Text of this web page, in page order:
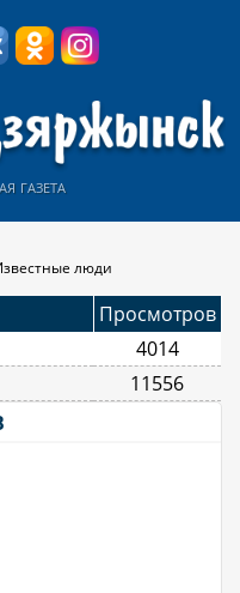
газета
люди
Просмотров
4014
11556